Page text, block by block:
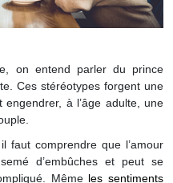
on entend parler du prince
Ces stéréotypes forgent une
à l’âge adulte, une
faut comprendre que l’amour
d’embûches et peut se
Même les sentiments